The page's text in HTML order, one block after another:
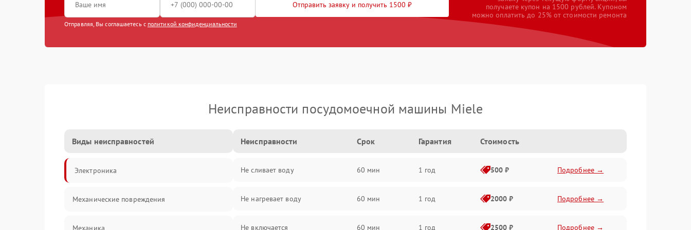
Отправить заявку и получить 1500 ₽
Отправляя, Вы соглашаетесь с политикой конфиденциальности
получаете купон на 1500 рублей. Купоном
можно оплатить до 25% от стоимости ремонта
Неисправности посудомоечной машины Miele
Виды неисправностей
Электроника
Механические повреждения
Механика
Неисправности Срок Гарантия Стоимость
Не сливает воду 60 мин 1 год 500 ₽ Подробнее →
Не нагревает воду 60 мин 1 год 2000 ₽ Подробнее →
Не включается 60 мин 1 год 2500 ₽ Подробнее →